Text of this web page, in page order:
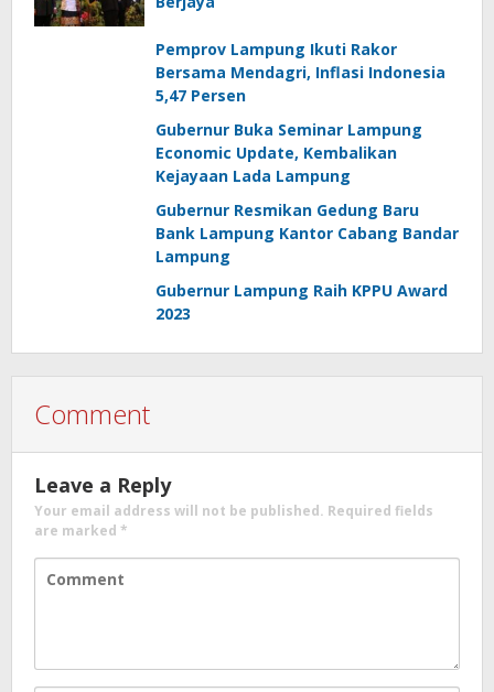
Pemprov Lampung Ikuti Rakor
Bersama Mendagri, Inflasi Indonesia
5,47 Persen
Gubernur Buka Seminar Lampung
Economic Update, Kembalikan
Kejayaan Lada Lampung
Gubernur Resmikan Gedung Baru
Bank Lampung Kantor Cabang Bandar
Lampung
Gubernur Lampung Raih KPPU Award
2023
Comment
Leave a Reply
Your email address will not be published. Required fields
are marked *